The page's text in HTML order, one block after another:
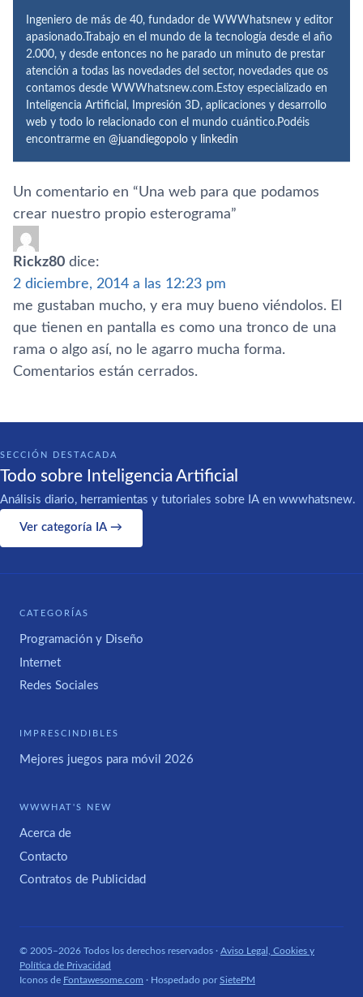
Ingeniero de más de 40, fundador de WWWhatsnew y editor
apasionado.Trabajo en el mundo de la tecnología desde el año
2.000, y desde entonces no he parado un minuto de prestar
atención a todas las novedades del sector, novedades que os
contamos desde WWWhatsnew.com.Estoy especializado en
Inteligencia Artificial, Impresión 3D, aplicaciones y desarrollo
web y todo lo relacionado con el mundo cuántico.Podéis
encontrarme en @juandiegopolo y linkedin
Un comentario en “Una web para que podamos
crear nuestro propio esterograma”
Rickz80 dice:
2 diciembre, 2014 a las 12:23 pm
me gustaban mucho, y era muy bueno viéndolos. El
que tienen en pantalla es como una tronco de una
rama o algo así­, no le agarro mucha forma.
Comentarios están cerrados.
SECCIÓN DESTACADA
Todo sobre Inteligencia Artificial
Análisis diario, herramientas y tutoriales sobre IA en wwwhatsnew.
Ver categoría IA →
CATEGORÍAS
Programación y Diseño
Internet
Redes Sociales
IMPRESCINDIBLES
Mejores juegos para móvil 2026
WWWHAT'S NEW
Acerca de
Contacto
Contratos de Publicidad
© 2005–2026 Todos los derechos reservados · Aviso Legal, Cookies y
Política de Privacidad
Iconos de Fontawesome.com · Hospedado porSietePM